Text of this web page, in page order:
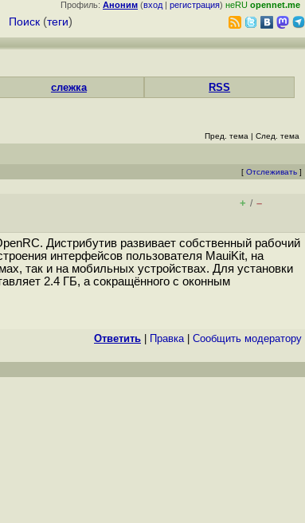
Профиль: Аноним (вход | регистрация) неRU opennet.me
Поиск (теги)
слежка RSS
Пред. тема | След. тема
[ Отслеживать ]
+ / –
Дистрибутив развивает собственный рабочий
интерфейсов пользователя MauiKit, на
так и на мобильных устройствах. Для установки
2.4 ГБ, а сокращённого с оконным
Ответить Правка| Cообщить модератору